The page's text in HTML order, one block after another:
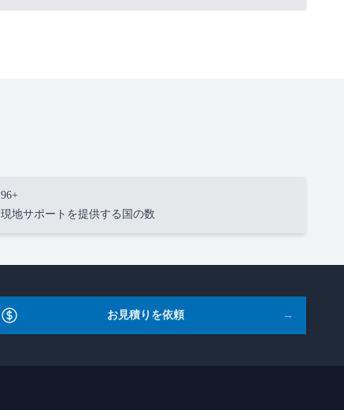
96+
現地サポートを提供する国の数
お見積りを依頼 →